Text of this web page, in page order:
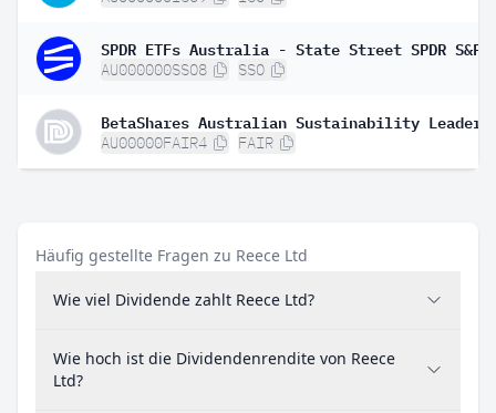
AU000000SSO8 SSO
BetaShares Australian Sustainability Leaders
AU00000FAIR4 FAIR
Häufig gestellte Fragen zu Reece Ltd
Wie viel Dividende zahlt Reece Ltd?
Wie hoch ist die Dividendenrendite von Reece
Ltd?